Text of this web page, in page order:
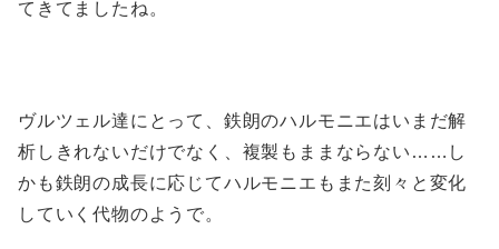
てきてましたね。
ヴルツェル達にとって、鉄朗のハルモニエはいまだ解
析しきれないだけでなく、複製もままならない……し
かも鉄朗の成長に応じてハルモニエもまた刻々と変化
していく代物のようで。